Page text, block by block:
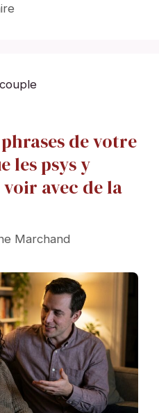
de votre
les psys y
avec de la
Marchand